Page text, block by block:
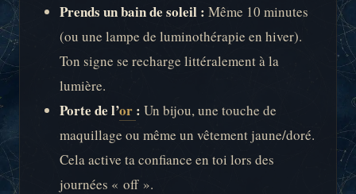
Prends un bain de soleil : Même 10 minutes
(ou une lampe de luminothérapie en hiver).
Ton signe se recharge littéralement à la
lumière.
Porte de l’or : Un bijou, une touche de
maquillage ou même un vêtement jaune/doré.
Cela active ta confiance en toi lors des
journées « off ».